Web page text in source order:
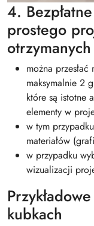
4.
prostego
można
maksymalnie 2
które są istotne
elementy w
w tym
materiałów
w przypadku
wizualizacji
kubkach